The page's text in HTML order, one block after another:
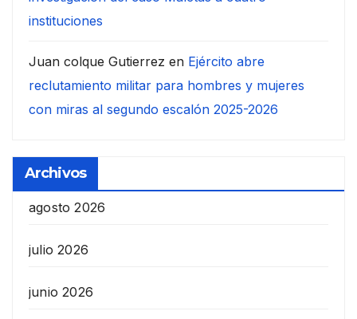
instituciones
Juan colque Gutierrez en Ejército abre
reclutamiento militar para hombres y mujeres
con miras al segundo escalón 2025-2026
Archivos
agosto 2026
julio 2026
junio 2026